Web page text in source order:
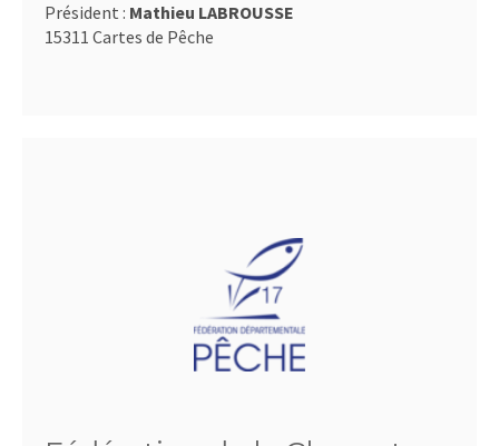
Président : Mathieu LABROUSSE
15311 Cartes de Pêche